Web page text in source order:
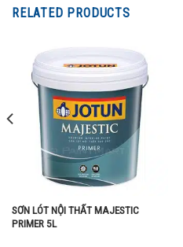
RELATED PRODUCTS
SƠN LÓT NỘI THẤT MAJESTIC
PRIMER 5L